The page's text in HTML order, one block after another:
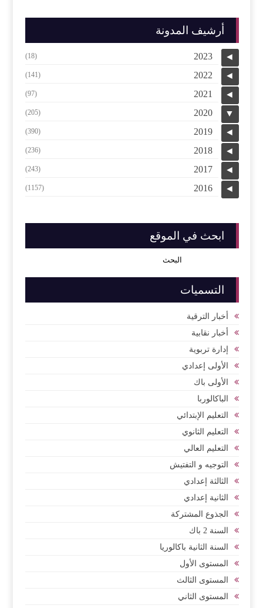
أرشيف المدونة
◄
2023
(18)
◄
2022
(141)
◄
2021
(97)
▼
2020
(205)
◄
2019
(390)
◄
2018
(236)
◄
2017
(243)
◄
2016
(1157)
ابحث في الموقع
التسميات
أخبار الترقية
أخبار نقابية
إدارة تربوية
الأولى إعدادي
الأولى باك
الباكالوربا
التعليم الإبتدائي
التعليم الثانوي
التعليم العالي
التوجيه و التفتيش
الثالثة إعدادي
الثانية إعدادي
الجذوع المشتركة
السنة 2 باك
السنة الثانية باكالوريا
المستوى الأول
المستوى الثالث
المستوى الثاني